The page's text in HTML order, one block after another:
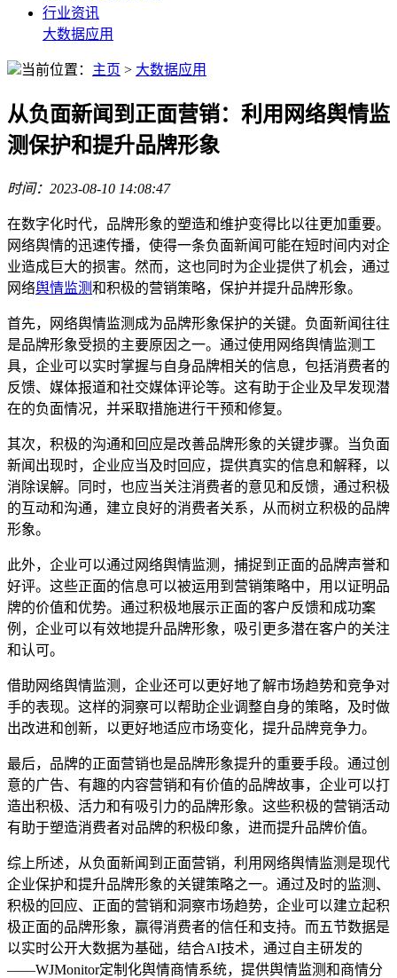
行业资讯
大数据应用
当前位置： 主页 > 大数据应用
从负面新闻到正面营销：利用网络舆情监
测保护和提升品牌形象
时间：2023-08-10 14:08:47
在数字化时代，品牌形象的塑造和维护变得比以往更加重要。
网络舆情的迅速传播，使得一条负面新闻可能在短时间内对企
业造成巨大的损害。然而，这也同时为企业提供了机会，通过
网络舆情监测和积极的营销策略，保护并提升品牌形象。
首先，网络舆情监测成为品牌形象保护的关键。负面新闻往往
是品牌形象受损的主要原因之一。通过使用网络舆情监测工
具，企业可以实时掌握与自身品牌相关的信息，包括消费者的
反馈、媒体报道和社交媒体评论等。这有助于企业及早发现潜
在的负面情况，并采取措施进行干预和修复。
其次，积极的沟通和回应是改善品牌形象的关键步骤。当负面
新闻出现时，企业应当及时回应，提供真实的信息和解释，以
消除误解。同时，也应当关注消费者的意见和反馈，通过积极
的互动和沟通，建立良好的消费者关系，从而树立积极的品牌
形象。
此外，企业可以通过网络舆情监测，捕捉到正面的品牌声誉和
好评。这些正面的信息可以被运用到营销策略中，用以证明品
牌的价值和优势。通过积极地展示正面的客户反馈和成功案
例，企业可以有效地提升品牌形象，吸引更多潜在客户的关注
和认可。
借助网络舆情监测，企业还可以更好地了解市场趋势和竞争对
手的表现。这样的洞察可以帮助企业调整自身的策略，及时做
出改进和创新，以更好地适应市场变化，提升品牌竞争力。
最后，品牌的正面营销也是品牌形象提升的重要手段。通过创
意的广告、有趣的内容营销和有价值的品牌故事，企业可以打
造出积极、活力和有吸引力的品牌形象。这些积极的营销活动
有助于塑造消费者对品牌的积极印象，进而提升品牌价值。
综上所述，从负面新闻到正面营销，利用网络舆情监测是现代
企业保护和提升品牌形象的关键策略之一。通过及时的监测、
积极的回应、正面的营销和洞察市场趋势，企业可以建立起积
极正面的品牌形象，赢得消费者的信任和支持。而五节数据是
以实时公开大数据为基础，结合AI技术，通过自主研发的
——WJMonitor定制化舆情商情系统，提供舆情监测和商情分